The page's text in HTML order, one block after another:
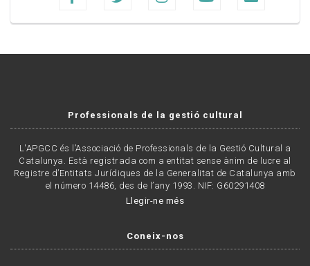
Professionals de la gestió cultural
L'APGCC és l’Associació de Professionals de la Gestió Cultural a
Catalunya. Està registrada com a entitat sense ànim de lucre al
Registre d’Entitats Jurídiques de la Generalitat de Catalunya amb
el número 14486, des de l’any 1993. NIF: G60291408
Llegir-ne més
Coneix-nos